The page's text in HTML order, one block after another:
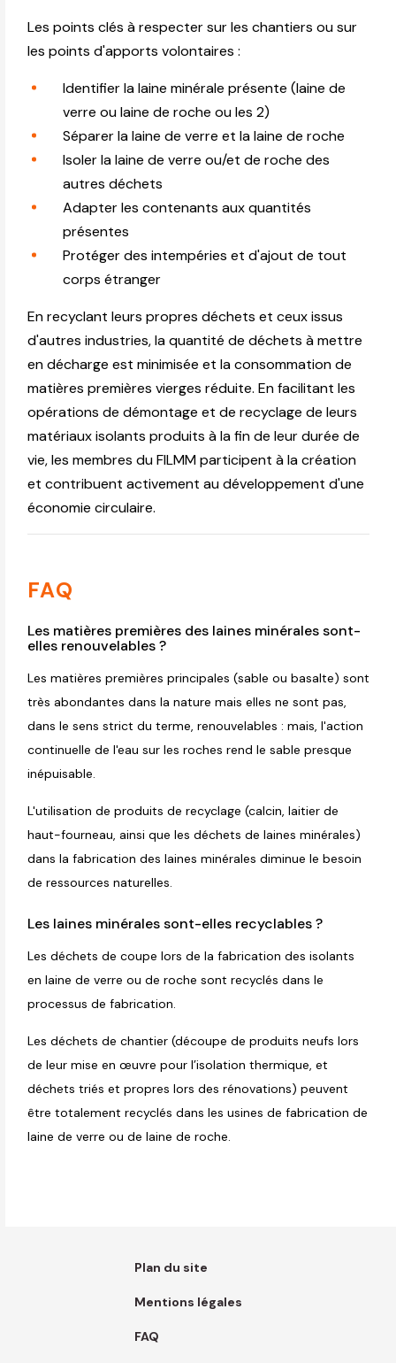
Les points clés à respecter sur les chantiers ou sur
les points d'apports volontaires :
Identifier la laine minérale présente (laine de
verre ou laine de roche ou les 2)
Séparer la laine de verre et la laine de roche
Isoler la laine de verre ou/et de roche des
autres déchets
Adapter les contenants aux quantités
présentes
Protéger des intempéries et d'ajout de tout
corps étranger
En recyclant leurs propres déchets et ceux issus
d'autres industries, la quantité de déchets à mettre
en décharge est minimisée et la consommation de
matières premières vierges réduite. En facilitant les
opérations de démontage et de recyclage de leurs
matériaux isolants produits à la fin de leur durée de
vie, les membres du FILMM participent à la création
et contribuent activement au développement d'une
économie circulaire.
FAQ
Les matières premières des laines minérales sont-
elles renouvelables ?
Les matières premières principales (sable ou basalte) sont
très abondantes dans la nature mais elles ne sont pas,
dans le sens strict du terme, renouvelables : mais, l'action
continuelle de l'eau sur les roches rend le sable presque
inépuisable.
L'utilisation de produits de recyclage (calcin, laitier de
haut-fourneau, ainsi que les déchets de laines minérales)
dans la fabrication des laines minérales diminue le besoin
de ressources naturelles.
Les laines minérales sont-elles recyclables ?
Les déchets de coupe lors de la fabrication des isolants
en laine de verre ou de roche sont recyclés dans le
processus de fabrication.
Les déchets de chantier (découpe de produits neufs lors
de leur mise en œuvre pour l’isolation thermique, et
déchets triés et propres lors des rénovations) peuvent
être totalement recyclés dans les usines de fabrication de
laine de verre ou de laine de roche.
Plan du site
Mentions légales
FAQ